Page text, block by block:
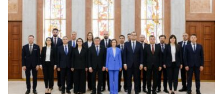
Nume+ Numele meu
Email+ Emailul meu
Telefon
+ Telefon personal